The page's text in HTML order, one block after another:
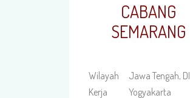
CABANG
SEMARANG
Wilayah
Kerja
Jawa Tengah, DI
Yogyakarta